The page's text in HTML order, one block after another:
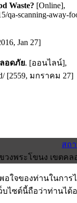
Waste? [Online],
scanning-away-
Jan 27]
อดภัย. [ออนไลน์],
[2559, มกราคม 27]
สถ
พระโขนง เขตคลอง
ใจของท่านในกา
ว็บไซต์นี้ถือว่าท่าน